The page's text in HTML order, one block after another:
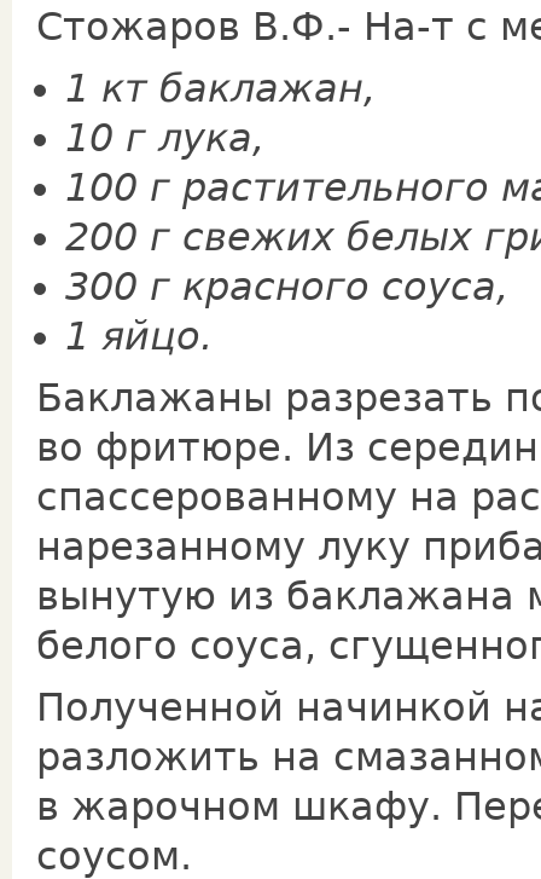
Стожаров В.Ф.- На-т с
1 кт баклажан,
10 г лука,
100 г растительного
200 г свежих белых
300 г красного соуса,
1 яйцо.
Баклажаны разрезать
во фритюре. Из
спассерованному на
нарезанному луку
вынутую из баклажана
белого соуса,
Полученной начинкой
разложить на
в жарочном шкафу.
соусом.